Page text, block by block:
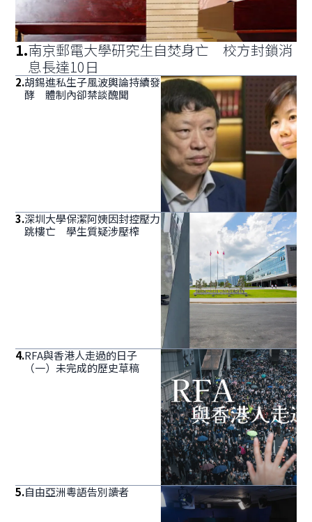
1.南京郵電大學研究生自焚身亡 校方封鎖消
息長達10日
2.胡錫進私生子風波輿論持續發
酵 體制內卻禁談醜聞
3.深圳大學保潔阿姨因封控壓力
跳樓亡 學生質疑涉壓榨
4.RFA與香港人走過的日子
（一）未完成的歷史草稿
5.自由亞洲粵語告別讀者